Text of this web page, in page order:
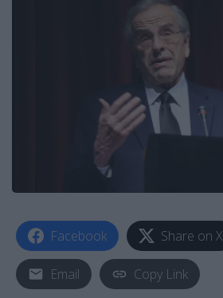
Facebook Share on X
Email Copy Link